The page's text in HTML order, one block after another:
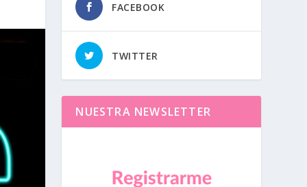
FACEBOOK
TWITTER
NUESTRA NEWSLETTER